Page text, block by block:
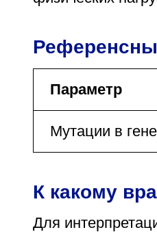
Параметр
Мутации в
К какому
Для